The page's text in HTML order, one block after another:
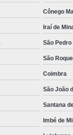
Cônego
Iraí de
São
São
Coimbra
São João
Santana
Imbé de